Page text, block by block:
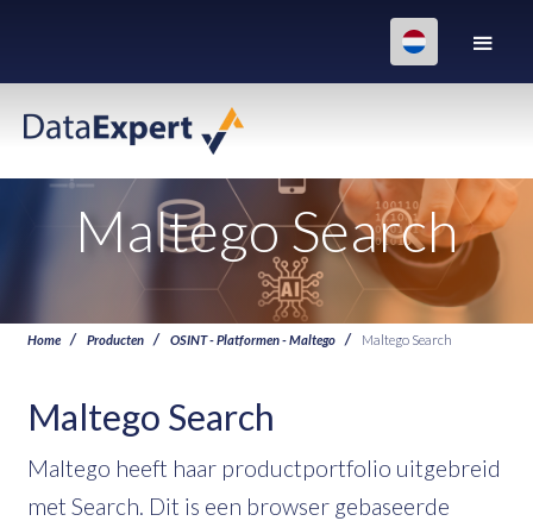
Maltego Search
Home Producten OSINT - Platformen - Maltego Maltego Search
Maltego Search
Maltego heeft haar productportfolio uitgebreid
met Search. Dit is een browser gebaseerde